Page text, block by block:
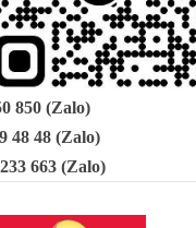
850 (Zalo)
48 48 (Zalo)
663 (Zalo)